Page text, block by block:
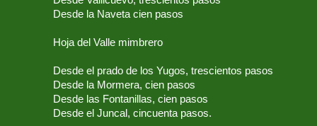
Desde la Naveta cien pasos
Hoja del Valle mimbrero
Desde el prado de los Yugos, trescientos pasos
Desde la Mormera, cien pasos
Desde las Fontanillas, cien pasos
Desde el Juncal, cincuenta pasos.